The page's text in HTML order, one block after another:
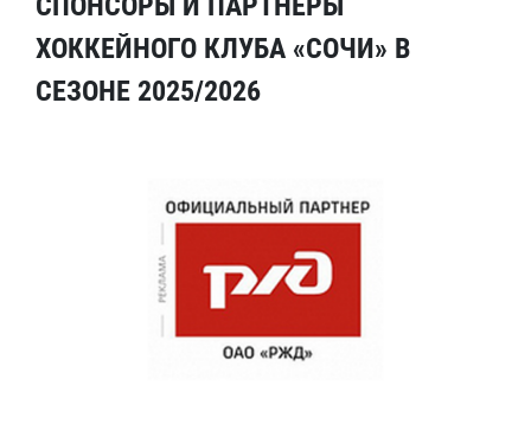
ХОККЕЙНОГО КЛУБА «СОЧИ» В
СЕЗОНЕ 2025/2026